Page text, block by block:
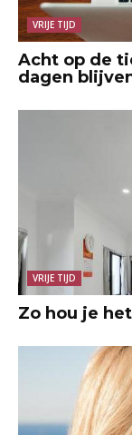
VRIJE TIJD
Acht op de
dagen
VRIJE TIJD
Zo hou je